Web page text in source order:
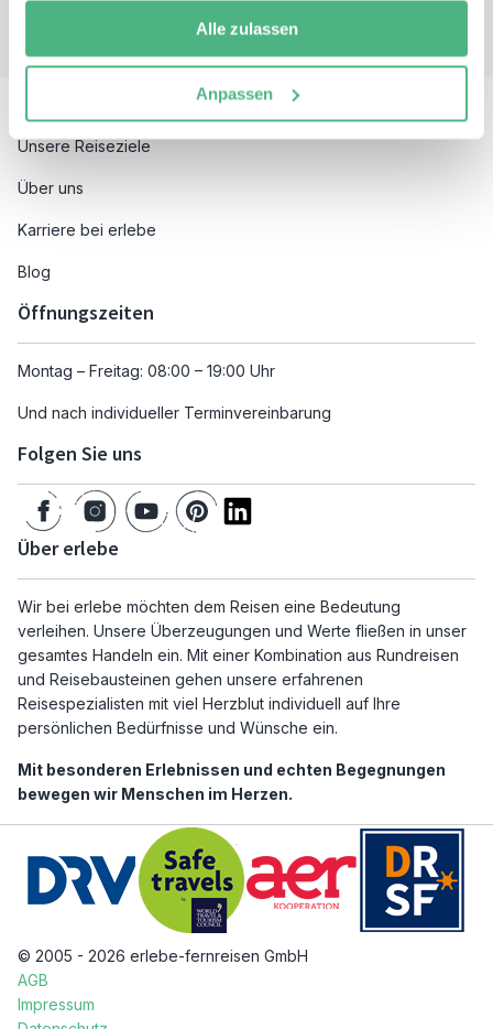
Alle zulassen
Anpassen
Unsere Reiseziele
Über uns
Karriere bei erlebe
Blog
Öffnungszeiten
Montag – Freitag: 08:00 – 19:00 Uhr
Und nach individueller Terminvereinbarung
Folgen Sie uns
Über erlebe
Wir bei erlebe möchten dem Reisen eine Bedeutung
verleihen. Unsere Überzeugungen und Werte fließen in unser
gesamtes Handeln ein. Mit einer Kombination aus Rundreisen
und Reisebausteinen gehen unsere erfahrenen
Reisespezialisten mit viel Herzblut individuell auf Ihre
persönlichen Bedürfnisse und Wünsche ein.
Mit besonderen Erlebnissen und echten Begegnungen
bewegen wir Menschen im Herzen.
© 2005 - 2026 erlebe-fernreisen GmbH
AGB
Impressum